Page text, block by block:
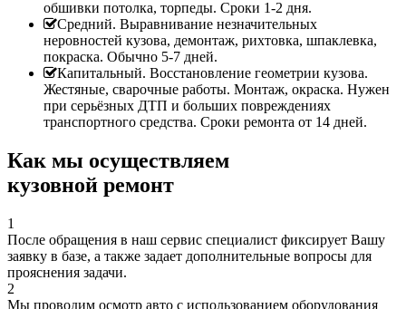
обшивки потолка, торпеды. Сроки 1-2 дня.
Средний. Выравнивание незначительных
неровностей кузова, демонтаж, рихтовка, шпаклевка,
покраска. Обычно 5-7 дней.
Капитальный. Восстановление геометрии кузова.
Жестяные, сварочные работы. Монтаж, окраска. Нужен
при серьёзных ДТП и больших повреждениях
транспортного средства. Сроки ремонта от 14 дней.
Как мы осуществляем
кузовной ремонт
1
После обращения в наш сервис специалист фиксирует Вашу
заявку в базе, а также задает дополнительные вопросы для
прояснения задачи.
2
Мы проводим осмотр авто с использованием оборудования